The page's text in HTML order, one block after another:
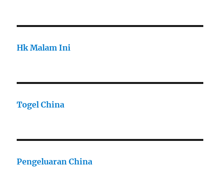
Hk Malam Ini
Togel China
Pengeluaran China